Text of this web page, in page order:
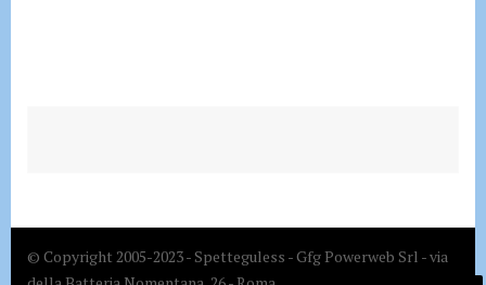
© Copyright 2005-2023 - Spetteguless - Gfg Powerweb Srl - via